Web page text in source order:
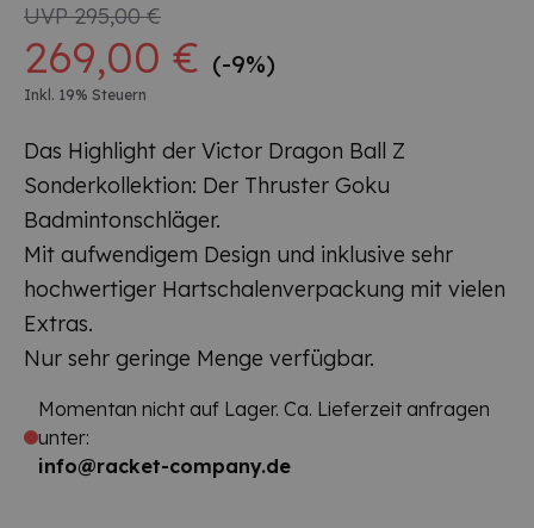
UVP295,00 €
269,00 € (-9%)
Inkl. 19% Steuern
Das Highlight der Victor Dragon Ball Z
Sonderkollektion: Der Thruster Goku
Badmintonschläger.
Mit aufwendigem Design und inklusive sehr
hochwertiger Hartschalenverpackung mit vielen
Extras.
Nur sehr geringe Menge verfügbar.
Momentan nicht auf Lager. Ca. Lieferzeit anfragen
unter:
info@racket-company.de